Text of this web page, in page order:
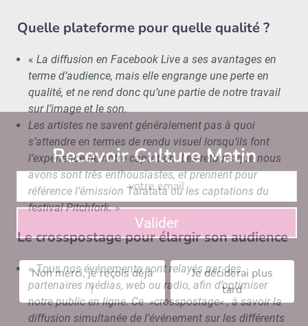
Quelle plateforme pour quelle qualité ?
« La diffusion en Facebook Live a ses avantages en
terme d’audience, mais elle engrange une perte en
qualité, et ne rend donc qu’une partie de notre travail
sur l’image et le son.
Les artistes ne savent généralement pas à quoi
s’attendre en termes de rendu visuel lorsqu’ils font
l’expérience de notre captation. Les retours que nous
avons sont très enthousiastes, et prennent pour
référence l’émission Taratataou les captations du
festival Pitchfork.»
Le crosspostage pour élargir son audience
« Tousnos événements sont relayés par des
partenaires médias, web ou radio, afin d’optimiser
notre public en ligne. Ce »crosspostage« , à savoir la
diffusion simultanée de l’événement sur les différents
Recevoir Culture Matin
Valider
Non merci, je reçois déjà
!
Je déciderai plus
tard